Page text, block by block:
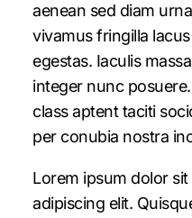
aenean sed diam
vivamus fringilla
egestas. Iaculis
integer nunc
class aptent taciti
per conubia nostra
Lorem ipsum dolor
adipiscing elit.